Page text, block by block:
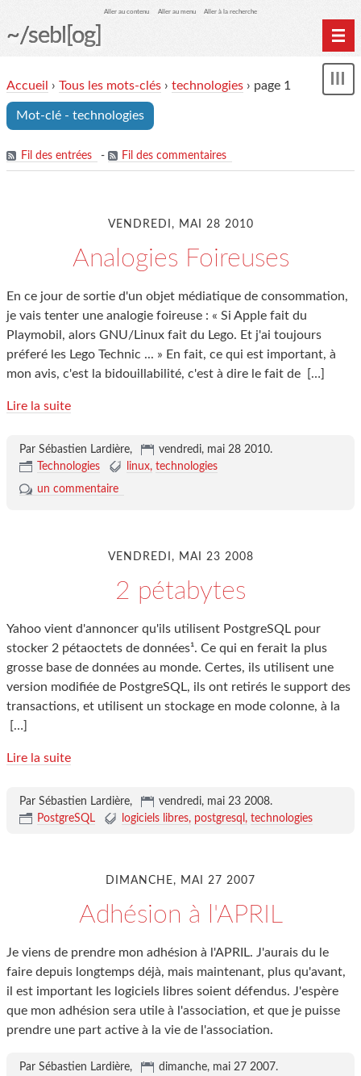
Aller au contenu Aller au menu Aller à la recherche
~/sebl[og]
Archives
Accueil › Tous les mots-clés › technologies › page 1
Mot-clé - technologies
Fil des entrées - Fil des commentaires
VENDREDI, MAI 28 2010
Analogies Foireuses
En ce jour de sortie d'un objet médiatique de consommation,
je vais tenter une analogie foireuse : « Si Apple fait du
Playmobil, alors GNU/Linux fait du Lego. Et j'ai toujours
préferé les Lego Technic ... » En fait, ce qui est important, à
mon avis, c'est la bidouillabilité, c'est à dire le fait de
[…]
Lire la suite
Par Sébastien Lardière, vendredi, mai 28 2010.
Technologies
linux technologies
un commentaire
VENDREDI, MAI 23 2008
2 pétabytes
Yahoo vient d'annoncer qu'ils utilisent PostgreSQL pour
stocker 2 pétaoctets de données¹. Ce qui en ferait la plus
grosse base de données au monde. Certes, ils utilisent une
version modifiée de PostgreSQL, ils ont retirés le support des
transactions, et utilisent un stockage en mode colonne, à la
[…]
Lire la suite
Par Sébastien Lardière, vendredi, mai 23 2008.
PostgreSQL
logiciels libres postgresql technologies
DIMANCHE, MAI 27 2007
Adhésion à l'APRIL
Je viens de prendre mon adhésion à l'APRIL. J'aurais du le
faire depuis longtemps déjà, mais maintenant, plus qu'avant,
il est important les logiciels libres soient défendus. J'espère
que mon adhésion sera utile à l'association, et que je puisse
prendre une part active à la vie de l'association.
Par Sébastien Lardière, dimanche, mai 27 2007.